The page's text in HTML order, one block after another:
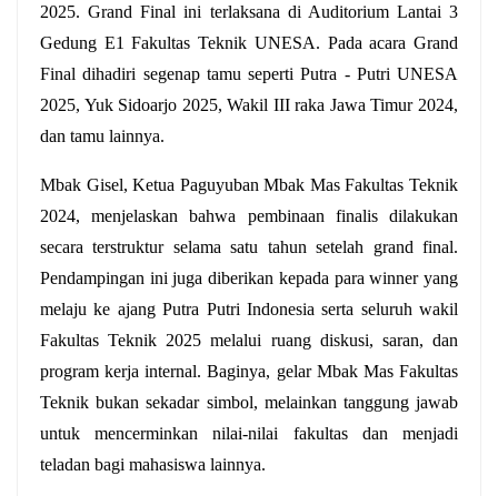
2025. Grand Final ini terlaksana di Auditorium Lantai 3
Gedung E1 Fakultas Teknik UNESA. Pada acara Grand
Final dihadiri segenap tamu seperti Putra - Putri UNESA
2025, Yuk Sidoarjo 2025, Wakil III raka Jawa Timur 2024,
dan tamu lainnya.
Mbak Gisel, Ketua Paguyuban Mbak Mas Fakultas Teknik
2024, menjelaskan bahwa pembinaan finalis dilakukan
secara terstruktur selama satu tahun setelah grand final.
Pendampingan ini juga diberikan kepada para winner yang
melaju ke ajang Putra Putri Indonesia serta seluruh wakil
Fakultas Teknik 2025 melalui ruang diskusi, saran, dan
program kerja internal. Baginya, gelar Mbak Mas Fakultas
Teknik bukan sekadar simbol, melainkan tanggung jawab
untuk mencerminkan nilai-nilai fakultas dan menjadi
teladan bagi mahasiswa lainnya.